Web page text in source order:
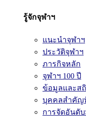
รู้จักจุฬาฯ
แนะนำจุฬาฯ
ประวัติจุฬาฯ
ภารกิจหลัก
จุฬาฯ 100 ปี
ข้อมูลและส
บุคคลสำคัญ
การจัดอันดั